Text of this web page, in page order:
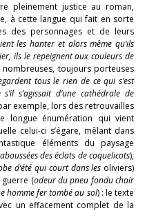
pleinement justice au roman,
à cette langue qui fait en sorte
des personnages et de leurs
les hanter et alors même qu’ils
ils le repeignent aux couleurs de
nombreuses, toujours porteuses
tous le rien de ce qui s’est
s’agissait d’une cathédrale de
exemple, lors des retrouvailles
longue énumération qui vient
celui-ci s’égare, mêlant dans
éléments du paysage
des éclats de coquelicots),
d’été qui court dans les oliviers)
guerre (odeur du pneu fondu chair
homme fer tombé au sol) : le texte
un effacement complet de la